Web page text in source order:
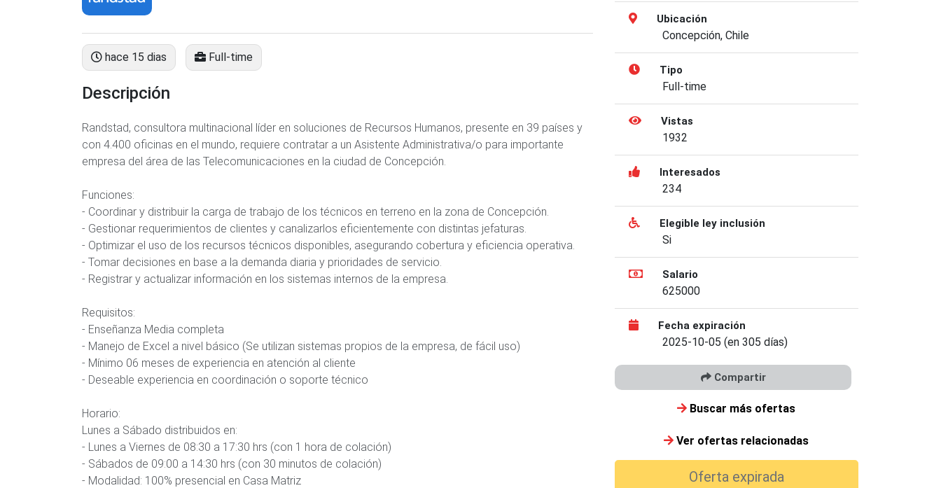
hace 15 dias Full-time
Descripción
Randstad, consultora multinacional líder en soluciones de Recursos Humanos, presente en 39 países y
con 4.400 oficinas en el mundo, requiere contratar a un Asistente Administrativa/o para importante
empresa del área de las Telecomunicaciones en la ciudad de Concepción.
Funciones:
- Coordinar y distribuir la carga de trabajo de los técnicos en terreno en la zona de Concepción.
- Gestionar requerimientos de clientes y canalizarlos eficientemente con distintas jefaturas.
- Optimizar el uso de los recursos técnicos disponibles, asegurando cobertura y eficiencia operativa.
- Tomar decisiones en base a la demanda diaria y prioridades de servicio.
- Registrar y actualizar información en los sistemas internos de la empresa.
Requisitos:
- Enseñanza Media completa
- Manejo de Excel a nivel básico (Se utilizan sistemas propios de la empresa, de fácil uso)
- Mínimo 06 meses de experiencia en atención al cliente
- Deseable experiencia en coordinación o soporte técnico
Horario:
Lunes a Sábado distribuidos en:
- Lunes a Viernes de 08:30 a 17:30 hrs (con 1 hora de colación)
- Sábados de 09:00 a 14:30 hrs (con 30 minutos de colación)
- Modalidad: 100% presencial en Casa Matriz
Ubicación
Concepción, Chile
Tipo
Full-time
Vistas
1932
Interesados
234
Elegible ley inclusión
Si
Salario
625000
Fecha expiración
2025-10-05 (en 305 días)
Compartir
Buscar más ofertas
Ver ofertas relacionadas
Oferta expirada